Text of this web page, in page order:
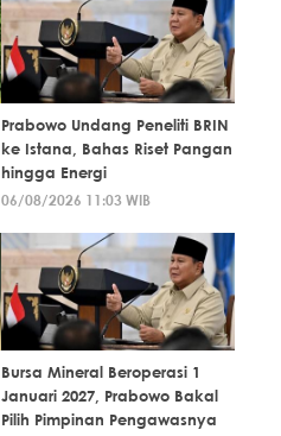
Prabowo Undang Peneliti BRIN
ke Istana, Bahas Riset Pangan
hingga Energi
06/08/2026 11:03 WIB
Bursa Mineral Beroperasi 1
Januari 2027, Prabowo Bakal
Pilih Pimpinan Pengawasnya